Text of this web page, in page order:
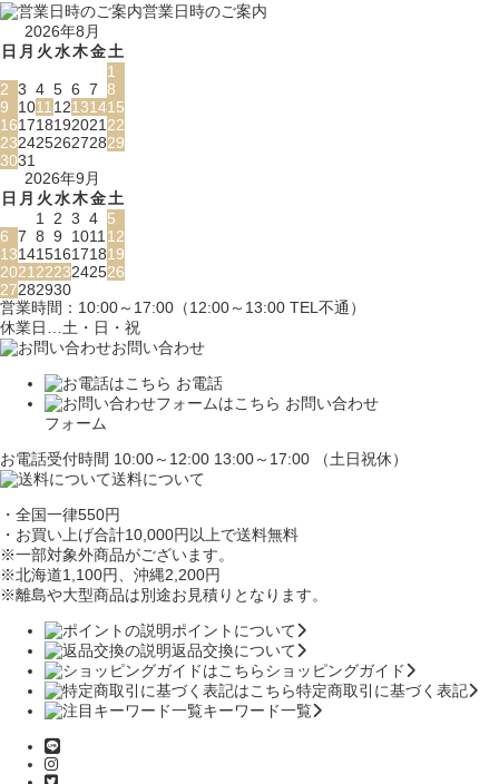
営業日時のご案内
2026年8月
日 月 火水木金土
1
2 3 4 5 6 7 8
9
1011 12131415
161718192021 22
23242526272829
3031
2026年9月
日 月 火水木金土
1
2 3 4 5
6 7 8 9 1011 12
13141516171819
2021 2223242526
27282930
営業時間：10:00～17:00（12:00～13:00 TEL不通）
休業日…土・日・祝
お問い合わせ
お電話
お問い合わせ
フォーム
お電話受付時間 10:00～12:00 13:00～17:00 （土日祝休）
送料について
・全国一律550円
・お買い上げ合計10,000円 以上で送料無料
※一部対象外商品がございます。
※北海道1,100円
、沖縄2,200円
※離島や大型商品は別途お見積りとなります。
ポイントについて
返品交換について
ショッピングガイド
特定商取引に基づく表記
キーワード一覧